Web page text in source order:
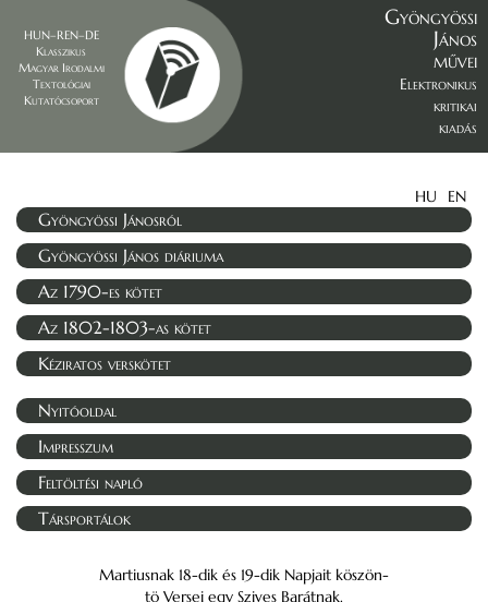
HUN–REN–DE
Klasszikus
Magyar Irodalmi
Textológiai
Kutatócsoport
Gyöngyössi
János
művei
Elektronikus
kritikai
kiadás
HU EN
Gyöngyössi Jánosról
Gyöngyössi János diáriuma
Az 1790-es kötet
Az 1802-1803-as kötet
Kéziratos verskötet
Nyitóoldal
Impresszum
Feltöltési napló
Társportálok
Martiusnak 18-dik és 19-dik Napjait köszön-
tö Versei egy Szives Barátnak.